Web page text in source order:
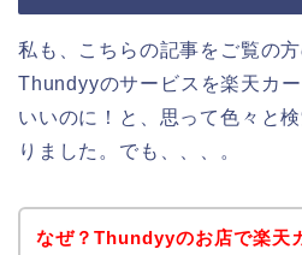
私も、こちらの記事をご覧の
Thundyyのサービスを楽天カ
いいのに！と、思って色々と
りました。でも、、、。
なぜ？Thundyyのお店で楽天